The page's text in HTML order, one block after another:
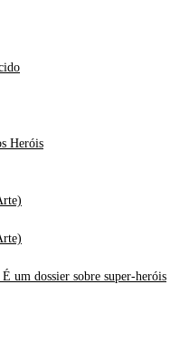
Heróis
um dossier sobre super-heróis